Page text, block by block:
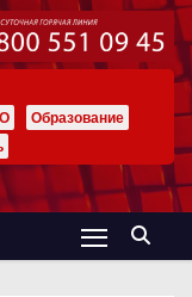
Образование